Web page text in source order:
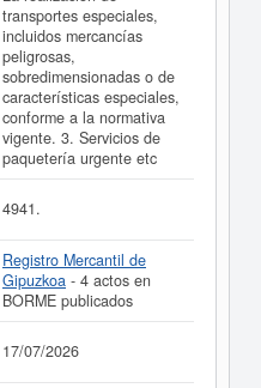
transportes especiales,
incluidos mercancías
peligrosas,
sobredimensionadas o de
características especiales,
conforme a la normativa
vigente. 3. Servicios de
paquetería urgente etc
4941.
Registro Mercantil de
Gipuzkoa - 4 actos en
BORME publicados
17/07/2026